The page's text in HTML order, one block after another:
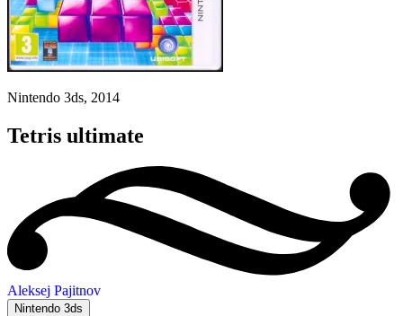
Nintendo 3ds, 2014
Tetris ultimate
Aleksej Pajitnov
Nintendo 3ds